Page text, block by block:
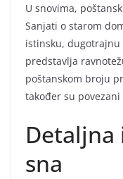
U snovima,
Sanjati o starom
istinsku, dugotrajnu
predstavlja
poštanskom broju
također su povezani
sna